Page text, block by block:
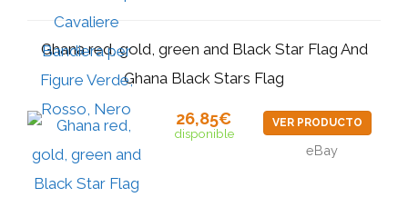
Ghana red, gold, green and Black Star Flag And
Ghana Black Stars Flag
26,85€
disponible
VER PRODUCTO
eBay